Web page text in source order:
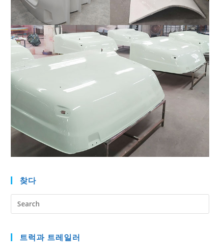
찾다
트럭과 트레일러